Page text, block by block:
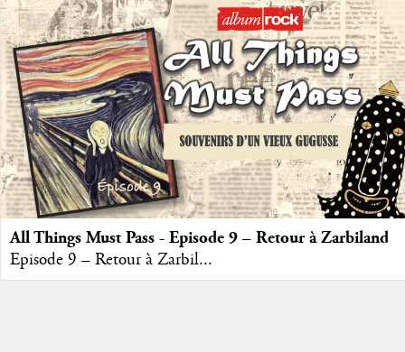
All Things Must Pass - Episode 9 – Retour à Zarbiland
Episode 9 – Retour à Zarbil...